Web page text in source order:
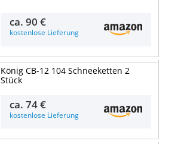
ca.90 €
kostenlose Lieferung
König CB-12 104 Schneeketten 2
Stück
ca.74 €
kostenlose Lieferung